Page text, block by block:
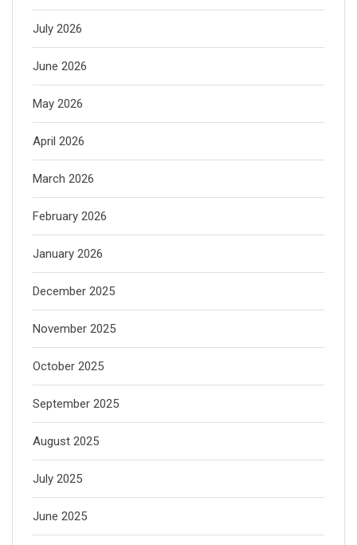
July 2026
June 2026
May 2026
April 2026
March 2026
February 2026
January 2026
December 2025
November 2025
October 2025
September 2025
August 2025
July 2025
June 2025